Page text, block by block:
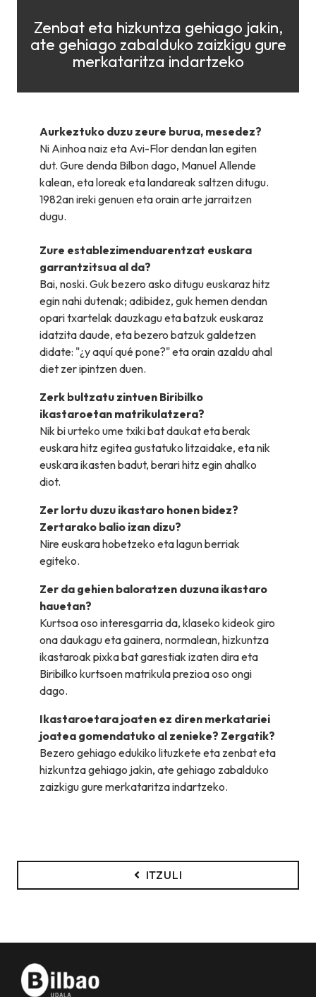
Zenbat eta hizkuntza gehiago jakin,
ate gehiago zabalduko zaizkigu gure
merkataritza indartzeko
Aurkeztuko duzu zeure burua, mesedez?
Ni Ainhoa naiz eta Avi-Flor dendan lan egiten
dut. Gure denda Bilbon dago, Manuel Allende
kalean, eta loreak eta landareak saltzen ditugu.
1982an ireki genuen eta orain arte jarraitzen
dugu.
Zure establezimenduarentzat euskara
garrantzitsua al da?
Bai, noski. Guk bezero asko ditugu euskaraz hitz
egin nahi dutenak; adibidez, guk hemen dendan
opari txartelak dauzkagu eta batzuk euskaraz
idatzita daude, eta bezero batzuk galdetzen
didate: "¿y aquí qué pone?" eta orain azaldu ahal
diet zer ipintzen duen.
Zerk bultzatu zintuen Biribilko
ikastaroetan matrikulatzera?
Nik bi urteko ume txiki bat daukat eta berak
euskara hitz egitea gustatuko litzaidake, eta nik
euskara ikasten badut, berari hitz egin ahalko
diot.
Zer lortu duzu ikastaro honen bidez?
Zertarako balio izan dizu?
Nire euskara hobetzeko eta lagun berriak
egiteko.
Zer da gehien baloratzen duzuna ikastaro
hauetan?
Kurtsoa oso interesgarria da, klaseko kideok giro
ona daukagu eta gainera, normalean, hizkuntza
ikastaroak pixka bat garestiak izaten dira eta
Biribilko kurtsoen matrikula prezioa oso ongi
dago.
Ikastaroetara joaten ez diren merkatariei
joatea gomendatuko al zenieke? Zergatik?
Bezero gehiago edukiko lituzkete eta zenbat eta
hizkuntza gehiago jakin, ate gehiago zabalduko
zaizkigu gure merkataritza indartzeko.
ITZULI